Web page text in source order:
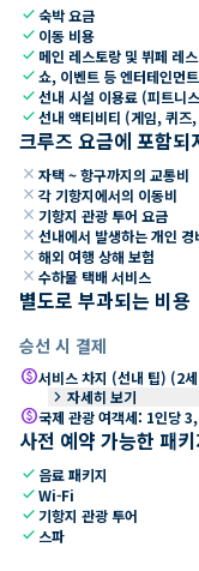
check숙박 요금
check 이동 비용
check 메인 레스토랑 및 뷔페 레
check쇼, 이벤트 등 엔터테인먼트
check선내 시설 이용료 (피트니
check선내 액티비티 (게임, 퀴즈
크루즈 요금에 포함되
close 자택 ~ 항구까지의 교통비
close 각 기항지에서의 이동비
close 기항지 관광 투어 요금
close 선내에서 발생하는 개인
close 해외 여행 상해 보험
close 수하물 택배 서비스
별도로 부과되는 비용
승선 시 결제
paid서비스 차지 (선내 팁) (2
keyboard_arrow_right 자세히 보기
paid국제 관광 여객세: 1인당
사전 예약 가능한 패키
check 음료 패키지
checkWi-Fi
check 기항지 관광 투어
check 스파